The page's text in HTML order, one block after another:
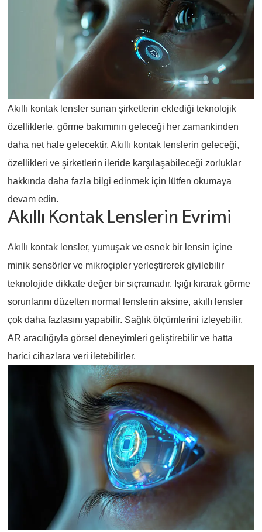
Akıllı kontak lensler sunan şirketlerin eklediği teknolojik
özelliklerle, görme bakımının geleceği her zamankinden
daha net hale gelecektir. Akıllı kontak lenslerin geleceği,
özellikleri ve şirketlerin ileride karşılaşabileceği zorluklar
hakkında daha fazla bilgi edinmek için lütfen okumaya
devam edin.
Akıllı Kontak Lenslerin Evrimi
Akıllı kontak lensler, yumuşak ve esnek bir lensin içine
minik sensörler ve mikroçipler yerleştirerek giyilebilir
teknolojide dikkate değer bir sıçramadır. Işığı kırarak görme
sorunlarını düzelten normal lenslerin aksine, akıllı lensler
çok daha fazlasını yapabilir. Sağlık ölçümlerini izleyebilir,
AR aracılığıyla görsel deneyimleri geliştirebilir ve hatta
harici cihazlara veri iletebilirler.